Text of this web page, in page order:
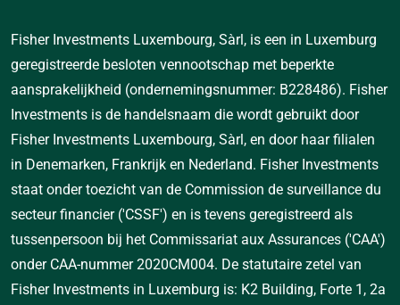
Fisher Investments Luxembourg, Sàrl, is een in Luxemburg
geregistreerde besloten vennootschap met beperkte
aansprakelijkheid (ondernemingsnummer: B228486). Fisher
Investments is de handelsnaam die wordt gebruikt door
Fisher Investments Luxembourg, Sàrl, en door haar filialen
in Denemarken, Frankrijk en Nederland. Fisher Investments
staat onder toezicht van de Commission de surveillance du
secteur financier ('CSSF') en is tevens geregistreerd als
tussenpersoon bij het Commissariat aux Assurances ('CAA')
onder CAA-nummer 2020CM004. De statutaire zetel van
Fisher Investments in Luxemburg is: K2 Building, Forte 1, 2a